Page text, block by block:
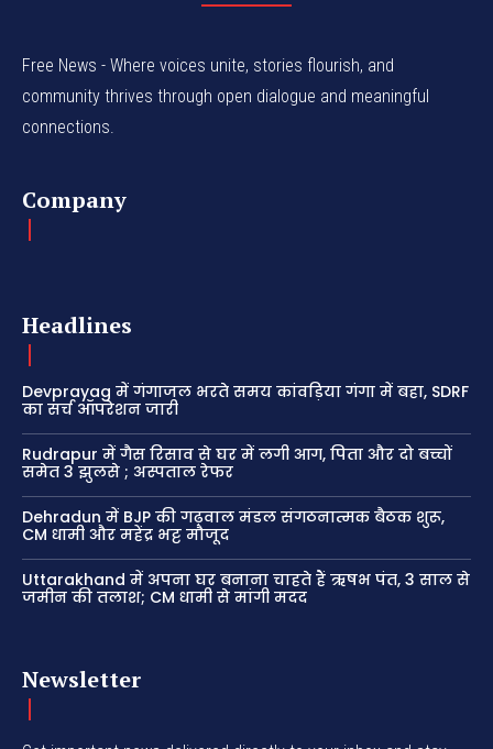
Free News - Where voices unite, stories flourish, and
community thrives through open dialogue and meaningful
connections.
Company
Headlines
Devprayag में गंगाजल भरते समय कांवड़िया गंगा में बहा, SDRF
का सर्च ऑपरेशन जारी
Rudrapur में गैस रिसाव से घर में लगी आग, पिता और दो बच्चों
समेत 3 झुलसे ; अस्पताल रेफर
Dehradun में BJP की गढ़वाल मंडल संगठनात्मक बैठक शुरू,
CM धामी और महेंद्र भट्ट मौजूद
Uttarakhand में अपना घर बनाना चाहते हैं ऋषभ पंत, 3 साल से
जमीन की तलाश; CM धामी से मांगी मदद
Newsletter